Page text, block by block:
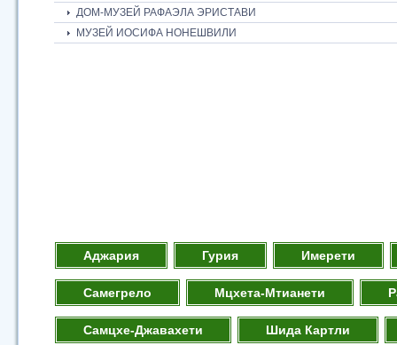
ДОМ-МУЗЕЙ РАФАЭЛА ЭРИСТАВИ
МУЗЕЙ ИОСИФА НОНЕШВИЛИ
Аджария Гурия Имерети
Самегрело Мцхета-Мтианети
Самцхе-Джавахети Шида Картли